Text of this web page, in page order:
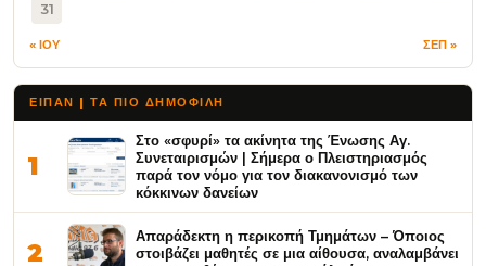
31
« ΙΟΥ ΣΕΠ »
ΕΙΠΑΝ | ΤΑ ΠΙΟ ΔΗΜΟΦΙΛΉ
1
Στο «σφυρί» τα ακίνητα της Ένωσης Αγ.
Συνεταιρισμών | Σήμερα ο Πλειστηριασμός
παρά τον νόμο για τον διακανονισμό των
κόκκινων δανείων
2
Απαράδεκτη η περικοπή Τμημάτων – Όποιος
στοιβάζει μαθητές σε μια αίθουσα, αναλαμβάνει